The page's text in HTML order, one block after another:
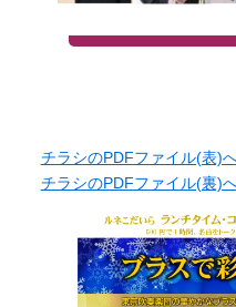
チラシのPDFファイル(表)
チラシのPDFファイル(裏)